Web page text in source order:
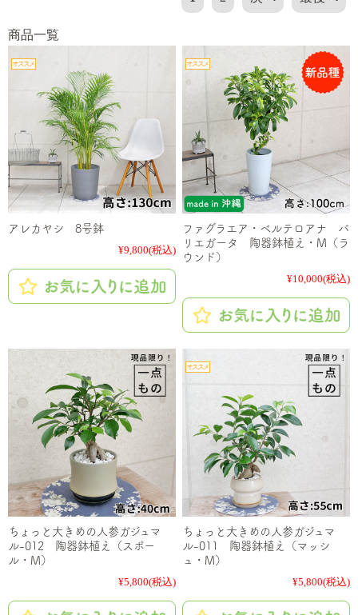
商品一覧
アレカヤシ 8号鉢
¥9,800(税込)
ファグラエア・ベルテロアナ バ
リエガータ 陶器鉢植え・M（ラ
ウンド）
¥10,000(税込)
ちょっと大きめの人参ガジュマ
ル-012 陶器鉢植え（スポー
ル・M）
¥5,800(税込)
ちょっと大きめの人参ガジュマ
ル-011 陶器鉢植え（マッシ
ュ・M）
¥5,800(税込)